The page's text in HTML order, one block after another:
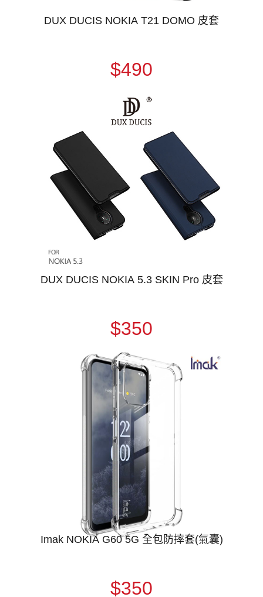
DUX DUCIS NOKIA T21 DOMO 皮套
$490
DUX DUCIS NOKIA 5.3 SKIN Pro 皮套
$350
Imak NOKIA G60 5G 全包防摔套(氣囊)
$350